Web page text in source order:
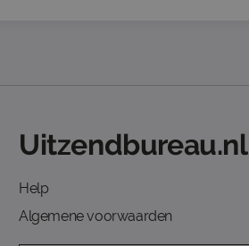
Uitzendbureau.nl
Help
Algemene voorwaarden